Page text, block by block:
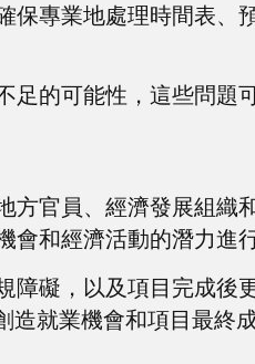
保專業地處理時間表、
的可能性，這些問題
方官員、經濟發展組織
會和經濟活動的潛力進
障礙，以及項目完成後
就業機會和項目最終